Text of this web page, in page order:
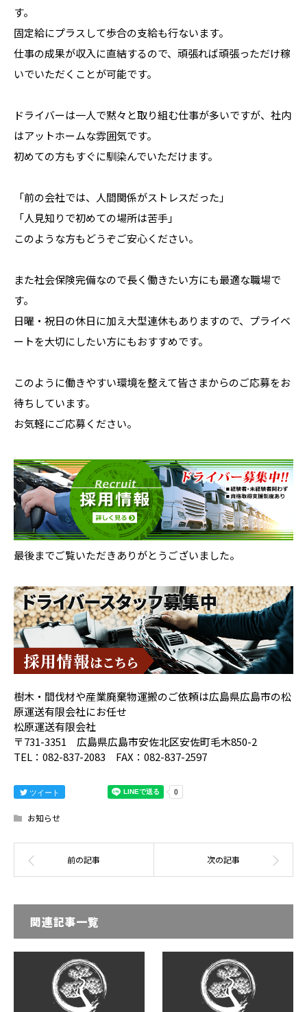
す。
固定給にプラスして歩合の支給も行ないます。
仕事の成果が収入に直結するので、頑張れば頑張っただけ稼
いでいただくことが可能です。
ドライバーは一人で黙々と取り組む仕事が多いですが、社内
はアットホームな雰囲気です。
初めての方もすぐに馴染んでいただけます。
「前の会社では、人間関係がストレスだった」
「人見知りで初めての場所は苦手」
このような方もどうぞご安心ください。
また社会保険完備なので長く働きたい方にも最適な職場で
す。
日曜・祝日の休日に加え大型連休もありますので、プライベ
ートを大切にしたい方にもおすすめです。
このように働きやすい環境を整えて皆さまからのご応募をお
待ちしています。
お気軽にご応募ください。
最後までご覧いただきありがとうございました。
樹木・間伐材や産業廃棄物運搬のご依頼は広島県広島市の松
原運送有限会社にお任せ
松原運送有限会社
〒731-3351 広島県広島市安佐北区安佐町毛木850-2
TEL：082-837-2083 FAX：082-837-2597
ツイート
お知らせ
関連記事一覧